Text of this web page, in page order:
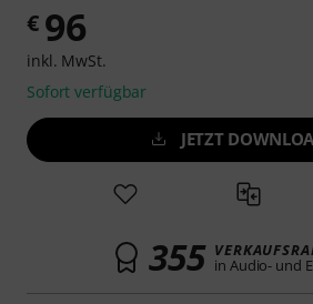
€ 96
inkl. MwSt.
Sofort verfügbar
JETZT
355 in Audio- und